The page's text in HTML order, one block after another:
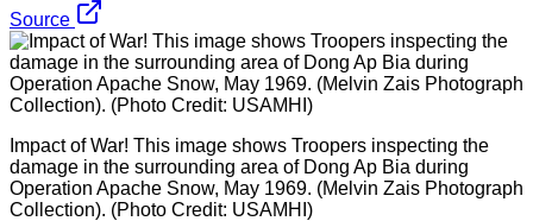
Source
Impact of War! This image shows Troopers inspecting the
damage in the surrounding area of Dong Ap Bia during
Operation Apache Snow, May 1969. (Melvin Zais Photograph
Collection). (Photo Credit: USAMHI)